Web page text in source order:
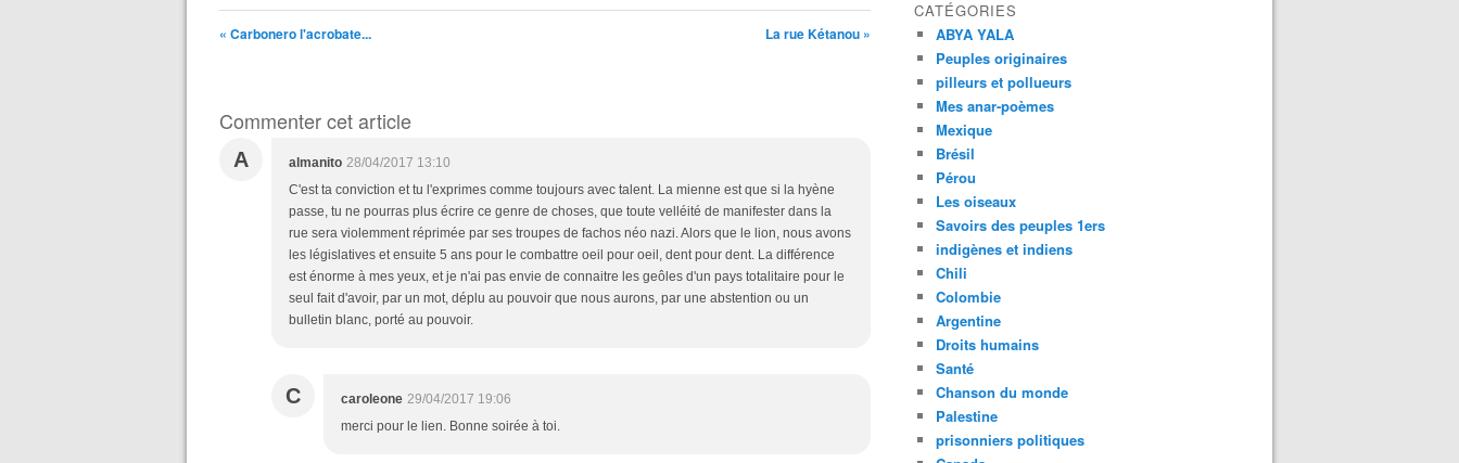
« Carbonero l'acrobate... La rue Kétanou »
Commenter cet article
A almanito 28/04/2017 13:10
C'est ta conviction et tu l'exprimes comme toujours avec talent. La mienne est que si la hyène
passe, tu ne pourras plus écrire ce genre de choses, que toute velléité de manifester dans la
rue sera violemment réprimée par ses troupes de fachos néo nazi. Alors que le lion, nous avons
les législatives et ensuite 5 ans pour le combattre oeil pour oeil, dent pour dent. La différence
est énorme à mes yeux, et je n'ai pas envie de connaitre les geôles d'un pays totalitaire pour le
seul fait d'avoir, par un mot, déplu au pouvoir que nous aurons, par une abstention ou un
bulletin blanc, porté au pouvoir.
C caroleone 29/04/2017 19:06
merci pour le lien. Bonne soirée à toi.
CATÉGORIES
ABYA YALA
Peuples originaires
pilleurs et pollueurs
Mes anar-poèmes
Mexique
Brésil
Pérou
Les oiseaux
Savoirs des peuples 1ers
indigènes et indiens
Chili
Colombie
Argentine
Droits humains
Santé
Chanson du monde
Palestine
prisonniers politiques